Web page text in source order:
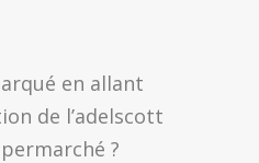
en allant
de l’adelscott
?